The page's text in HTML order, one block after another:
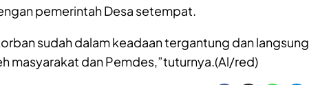
pemerintah Desa setempat.
sudah dalam keadaan tergantung dan langsung
masyarakat dan Pemdes,”tuturnya.(Al/red)